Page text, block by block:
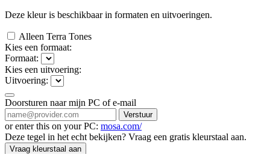
Deze kleur is beschikbaar in formaten en uitvoeringen.
Alleen Terra Tones
Kies een formaat:
Formaat:
Kies een uitvoering:
Uitvoering:
Doorsturen naar mijn PC of e-mail
Verstuur
or enter this on your PC: mosa.com/
Deze tegel in het echt bekijken? Vraag een gratis kleurstaal aan.
Vraag kleurstaal aan